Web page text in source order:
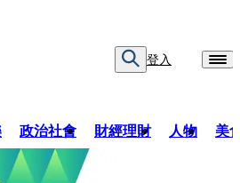
登入
政治社會 財經理財 人物 美